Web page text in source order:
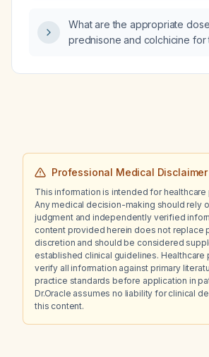
What are the appropriate
prednisone and colchicine for
woman who has lesion
Professional Medical Disclaimer
This information is intended for
Any medical decision-making should rely
judgment and independently verified
content provided herein does not replace
discretion and should be considered
established clinical guidelines. Healthcare
verify all information against primary
practice standards before application in
Dr.Oracle assumes no liability for clinical
this content.